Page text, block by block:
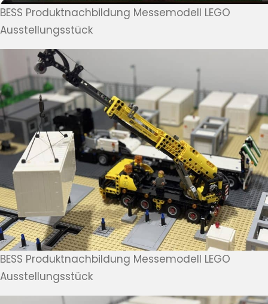
BESS Produktnachbildung Messemodell LEGO
Ausstellungsstück
BESS Produktnachbildung Messemodell LEGO
Ausstellungsstück